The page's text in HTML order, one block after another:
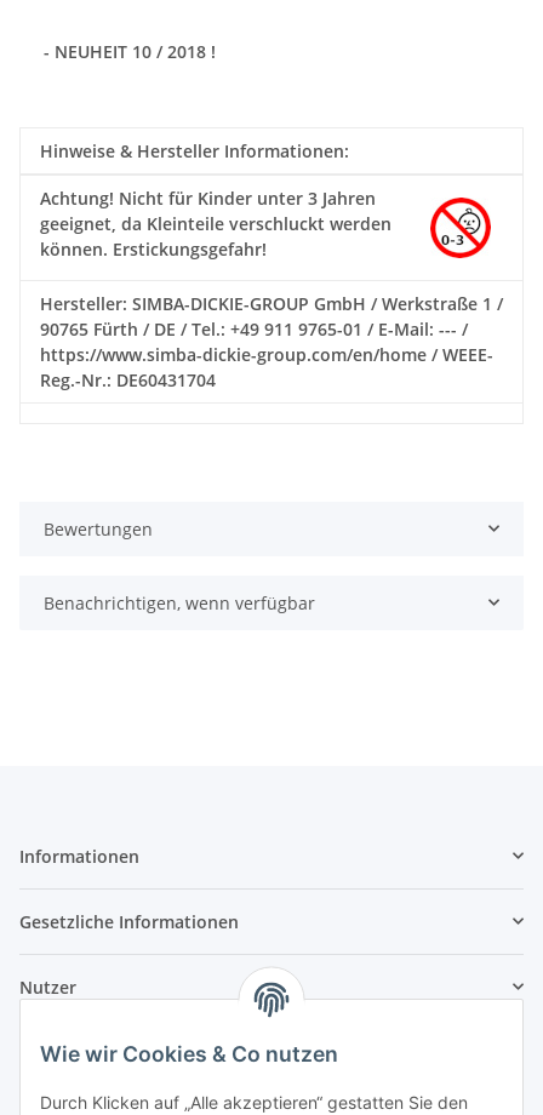
Wie wir Cookies & Co nutzen
Durch Klicken auf „Alle akzeptieren“ gestatten Sie den
- NEUHEIT 10 / 2018 !
Hinweise & Hersteller Informationen:
Achtung! Nicht für Kinder unter 3 Jahren
geeignet, da Kleinteile verschluckt werden
können. Erstickungsgefahr!
Hersteller: SIMBA-DICKIE-GROUP GmbH / Werkstraße 1 /
90765 Fürth / DE / Tel.: +49 911 9765-01 / E-Mail: --- /
https://www.simba-dickie-group.com/en/home / WEEE-
Reg.-Nr.: DE60431704
Bewertungen
Benachrichtigen, wenn verfügbar
Informationen
Gesetzliche Informationen
Nutzer